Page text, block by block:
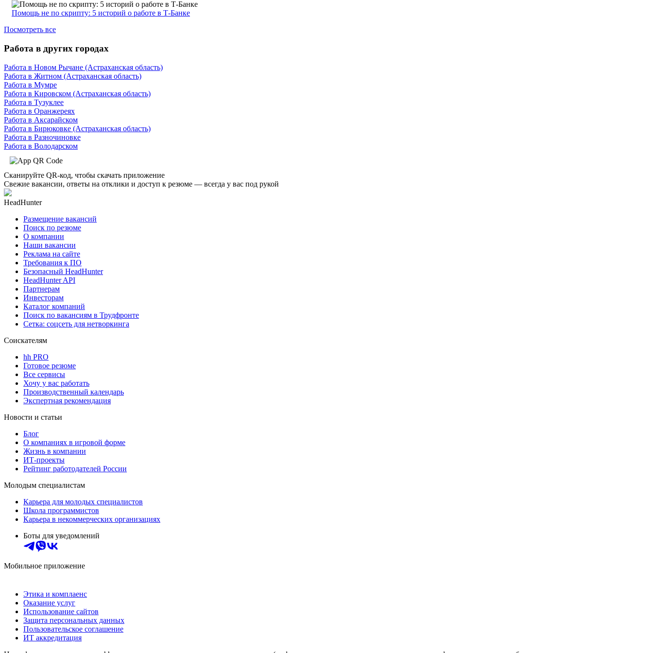
Помощь не по скрипту: 5 историй о работе в Т-Банке
Посмотреть все
Работа в других городах
Работа в Новом Рычане (Астраханская область)
Работа в Житном (Астраханская область)
Работа в Мумре
Работа в Кировском (Астраханская область)
Работа в Тузуклее
Работа в Оранжереях
Работа в Аксарайском
Работа в Бирюковке (Астраханская область)
Работа в Разночиновке
Работа в Володарском
Сканируйте QR-код, чтобы скачать приложение
Свежие вакансии, ответы на отклики и доступ к резюме — всегда у вас под рукой
HeadHunter
Размещение вакансий
Поиск по резюме
О компании
Наши вакансии
Реклама на сайте
Требования к ПО
Безопасный HeadHunter
HeadHunter API
Партнерам
Инвесторам
Каталог компаний
Поиск по вакансиям в Трудфронте
Сетка: соцсеть для нетворкинга
Соискателям
hh PRO
Готовое резюме
Все сервисы
Хочу у вас работать
Производственный календарь
Экспертная рекомендация
Новости и статьи
Блог
О компаниях в игровой форме
Жизнь в компании
ИТ-проекты
Рейтинг работодателей России
Молодым специалистам
Карьера для молодых специалистов
Школа программистов
Карьера в некоммерческих организациях
Боты для уведомлений
Мобильное приложение
Этика и комплаенс
Оказание услуг
Использование сайтов
Защита персональных данных
Пользовательское соглашение
ИТ аккредитация